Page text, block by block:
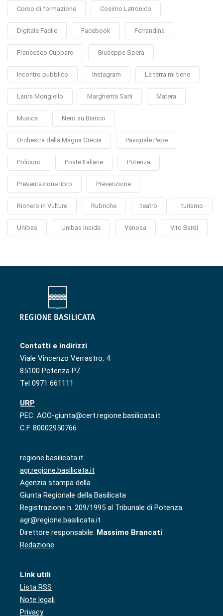
Corso di formazione Cosimo Latronico
Digitale Facile Facebook Ferrandina
Francesco Cupparo Giuseppe Spera
Incontro pubblico Instagram La terra mi tiene
Laura Mongiello Margherita Sarli Matera
Musica Nero su Bianco
Orchestra della Magna Grecia Pasquale Pepe
Policoro Poste Italiane Potenza
Presentazione libro Prevenzione
Rionero in Vulture Rubriche teatro turismo
Unibas Unibas Inside Venosa Vito Bardi
Contatti e indirizzi
Viale Vincenzo Verrastro, 4
85100 Potenza PZ
Tel 0971 661111
URP
PEC: AOO-giunta@cert.regione.basilicata.it
C.F. 80002950766
regione.basilicata.it
agr.regione.basilicata.it
Agenzia stampa della
Giunta Regionale della Basilicata
Registrazione n. 209/1995 al Tribunale di Potenza
agr@regione.basilicata.it
Direttore responsabile: Massimo Brancati
Redazione
Link utili
Lista RSS
Note legali
Privacy